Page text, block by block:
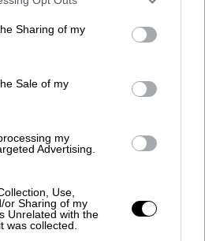
behaviour. You may click to
and its third-party tags to
purposes in below Google
Sharing of my
Sale of my
my
Advertising.
Use,
or Sharing of my
Unrelated with the
was collected.
κοινωνία
στα μέσα κοινωνικής
τηλεθεατές να
τους για τη
ερμηνείες. Ιδιαίτερη
ερμηνεία της,
σχόλια τόσο από το
κριτικούς